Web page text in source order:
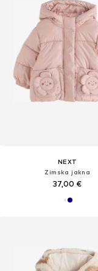
NEXT
Zimska jakna
37,00 €